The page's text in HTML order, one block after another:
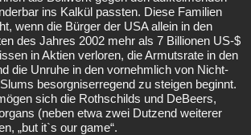
ins Kalkül passten. Diese Familien
wenn die Bürger der USA allein in den
des Jahres 2002 mehr als 7 Billionen US-$
in Aktien verloren, die Armutsrate in den
die Unruhe in den vornehmlich von Nicht-
besorgniserregend zu steigen beginnt.
sich die Rothschilds und DeBeers,
(neben etwa zwei Dutzend weiterer
„but it`s our game“.